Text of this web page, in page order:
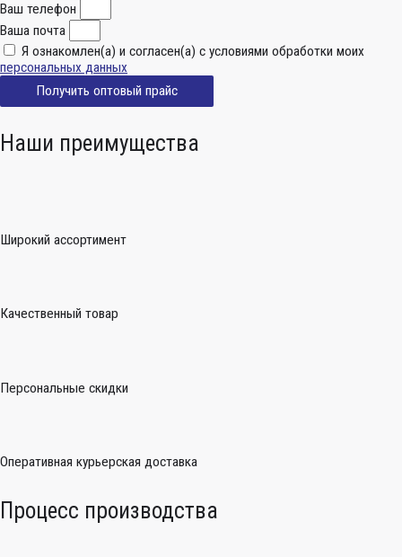
Ваш телефон
Ваша почта
Я ознакомлен(а) и согласен(а) с условиями обработки моих
персональных данных
Получить оптовый прайс
Наши преимущества
Широкий ассортимент
Качественный товар
Персональные скидки
Оперативная курьерская доставка
Процесс производства